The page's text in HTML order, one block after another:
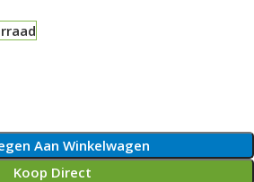
Aan Winkelwagen
Koop Direct